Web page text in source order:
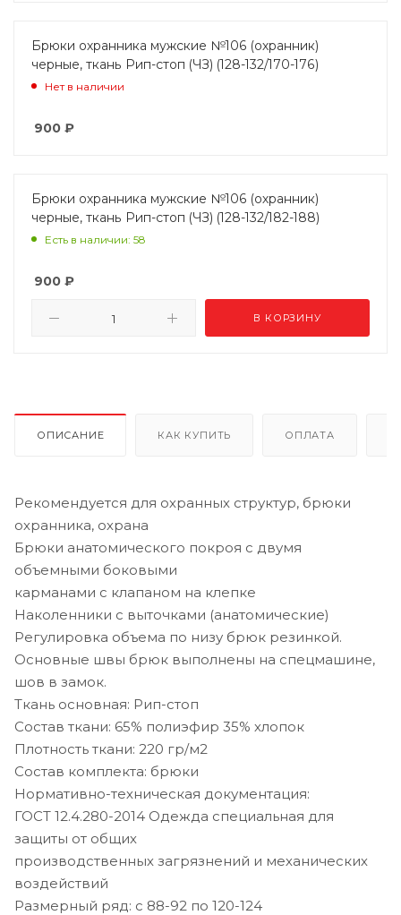
Брюки охранника мужские №106 (охранник)
черные, ткань Рип-стоп (ЧЗ) (128-132/170-176)
Нет в наличии
900 ₽
Брюки охранника мужские №106 (охранник)
черные, ткань Рип-стоп (ЧЗ) (128-132/182-188)
Есть в наличии: 58
900 ₽
В КОРЗИНУ
ОПИСАНИЕ КАК КУПИТЬ ОПЛАТА
Рекомендуется для охранных структур, брюки
охранника, охрана
Брюки анатомического покроя с двумя
объемными боковыми
карманами с клапаном на клепке
Наколенники с выточками (анатомические)
Регулировка объема по низу брюк резинкой.
Основные швы брюк выполнены на спецмашине,
шов в замок.
Ткань основная: Рип-стоп
Состав ткани: 65% полиэфир 35% хлопок
Плотность ткани: 220 гр/м2
Состав комплекта: брюки
Нормативно-техническая документация:
ГОСТ 12.4.280-2014 Одежда специальная для
защиты от общих
производственных загрязнений и механических
воздействий
Размерный ряд: с 88-92 по 120-124